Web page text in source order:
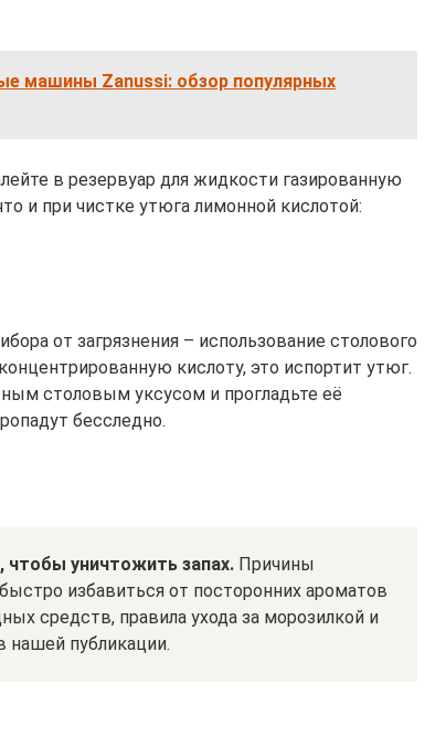
машины Zanussi: обзор популярных
в резервуар для жидкости газированную
и при чистке утюга лимонной кислотой:
от загрязнения – использование столового
кислоту, это испортит утюг.
столовым уксусом и прогладьте её
бесследно.
чтобы уничтожить запах. Причины
избавиться от посторонних ароматов
средств, правила ухода за морозилкой и
нашей публикации.